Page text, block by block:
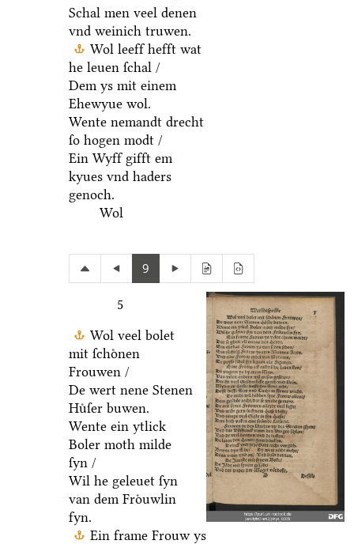
Schal men veel denen
vnd weinich truwen.
Wol leeff hefft wat
he leuen ſchal /
Dem ys mit einem
Ehewyue wol.
Wente nemandt drecht
ſo hogen modt /
Ein Wyff gifft em
kyues vnd haders
genoch.
Wol
9
5
Wol veel bolet
mit ſchoͤnen
Frouwen /
De wert nene Stenen
Huͤſer buwen.
Wente ein ytlick
Boler moth milde
ſyn /
Wil he geleuet ſyn
van dem Froͤuwlin
fyn.
Ein frame Frouw ys